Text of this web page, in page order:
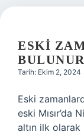
ESKI
BULUNUR
Tarih: Ekim 2, 2024
Eski
eski Mısır’da
altın ilk olarak